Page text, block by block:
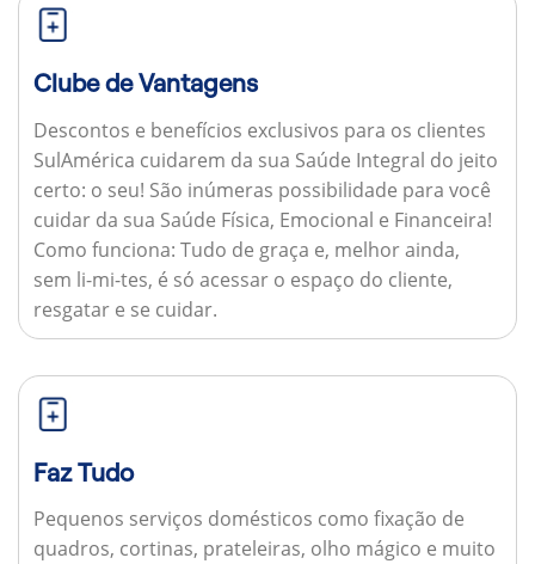
Clube de Vantagens
Descontos e benefícios exclusivos para os clientes
SulAmérica cuidarem da sua Saúde Integral do jeito
certo: o seu! São inúmeras possibilidade para você
cuidar da sua Saúde Física, Emocional e Financeira!
Como funciona: Tudo de graça e, melhor ainda,
sem li-mi-tes, é só acessar o espaço do cliente,
resgatar e se cuidar.
Faz Tudo
Pequenos serviços domésticos como fixação de
quadros, cortinas, prateleiras, olho mágico e muito